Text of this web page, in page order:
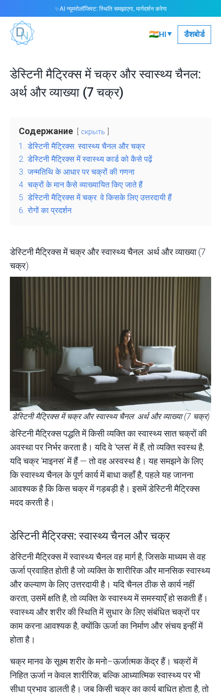
🇮🇳HI▾ डैशबोर्ड
डेस्टिनी मैट्रिक्स में चक्र और स्वास्थ्य चैनल:
अर्थ और व्याख्या (7 चक्र)
Содержание скрыть
1. डेस्टिनी मैट्रिक्स: स्वास्थ्य चैनल और चक्र
2. डेस्टिनी मैट्रिक्स में स्वास्थ्य कार्ड को कैसे पढ़ें
3. जन्मतिथि के आधार पर चक्रों की गणना
4. चक्रों के मान कैसे व्याख्यायित किए जाते हैं
5. डेस्टिनी मैट्रिक्स में चक्र: वे किसके लिए उत्तरदायी हैं
6. रोगों का प्रदर्शन
डेस्टिनी मैट्रिक्स में चक्र और स्वास्थ्य चैनल: अर्थ और व्याख्या (7
चक्र)
डेस्टिनी मैट्रिक्स में चक्र और स्वास्थ्य चैनल: अर्थ और व्याख्या (7 चक्र)
डेस्टिनी मैट्रिक्स पद्धति में किसी व्यक्ति का स्वास्थ्य सात चक्रों की
अवस्था पर निर्भर करता है। यदि वे ‘प्लस’ में हैं, तो व्यक्ति स्वस्थ है;
यदि चक्र ‘माइनस’ में हैं — तो वह अस्वस्थ है। यह समझने के लिए
कि स्वास्थ्य चैनल के पूर्ण कार्य में बाधा कहाँ है, पहले यह जानना
आवश्यक है कि किस चक्र में गड़बड़ी है। इसमेंडेस्टिनी मैट्रिक्स
मदद करती है।
डेस्टिनी मैट्रिक्स: स्वास्थ्य चैनल और चक्र
डेस्टिनी मैट्रिक्स में स्वास्थ्य चैनलवह मार्ग है, जिसके माध्यम से वह
ऊर्जा प्रवाहित होती है जो व्यक्ति के शारीरिक औरमानसिकस्वास्थ्य
और कल्याण के लिए उत्तरदायी है। यदि चैनल ठीक से कार्य नहीं
करता, उसमें क्षति है, तो व्यक्ति के स्वास्थ्य में समस्याएँ हो सकती हैं।
स्वास्थ्य और शरीर की स्थिति में सुधार के लिए संबंधित चक्रों पर
काम करना आवश्यक है, क्योंकि ऊर्जा का निर्माण और संचय इन्हीं में
होता है।
चक्र मानव के सूक्ष्म शरीर के मनो–ऊर्जात्मक केंद्र हैं। चक्रों में
निहित ऊर्जा न केवल शारीरिक, बल्कि आध्यात्मिक स्वास्थ्य पर भी
सीधा प्रभाव डालती है। जब किसी चक्र का कार्य बाधित होता है, तो
✨AI न्यूमरोलॉजिस्ट: स्थिति समझाएगा, मार्गदर्शन करेगा